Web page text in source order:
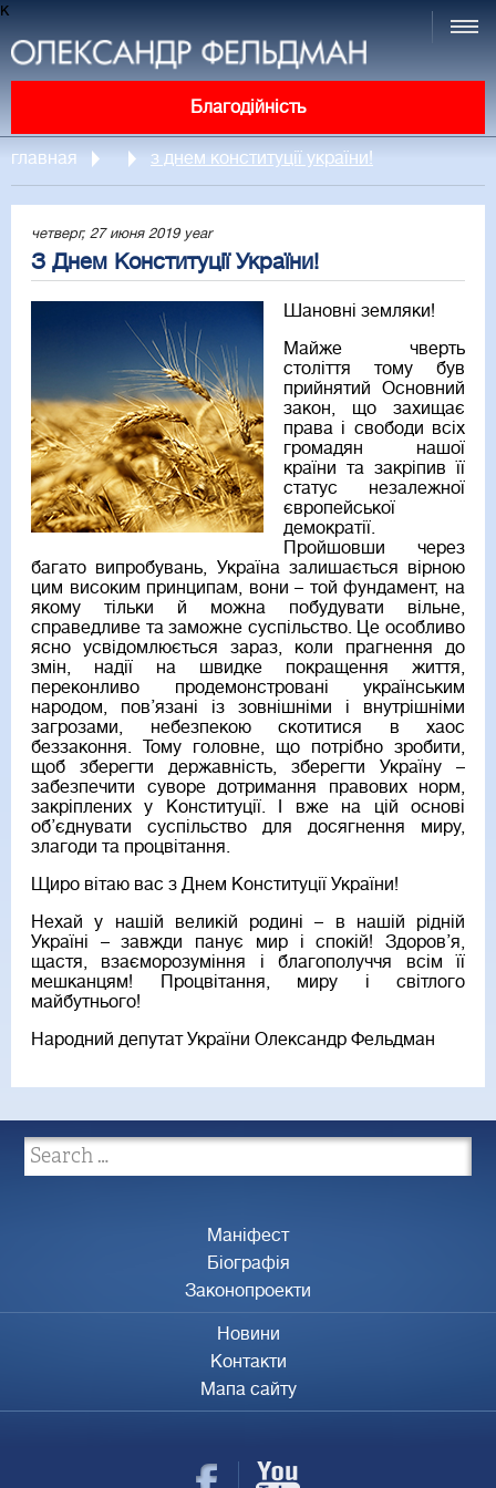
к
Благодійність
главная з днем конституції україни!
четверг, 27 июня 2019 year
З Днем Конституції України!
Шановні земляки!
Майже чверть
століття тому був
прийнятий Основний
закон, що захищає
права і свободи всіх
громадян нашої
країни та закріпив її
статус незалежної
європейської
демократії.
Пройшовши через
багато випробувань, Україна залишається вірною
цим високим принципам, вони – той фундамент, на
якому тільки й можна побудувати вільне,
справедливе та заможне суспільство. Це особливо
ясно усвідомлюється зараз, коли прагнення до
змін, надії на швидке покращення життя,
переконливо продемонстровані українським
народом, пов’язані із зовнішніми і внутрішніми
загрозами, небезпекою скотитися в хаос
беззаконня. Тому головне, що потрібно зробити,
щоб зберегти державність, зберегти Україну –
забезпечити суворе дотримання правових норм,
закріплених у Конституції. І вже на цій основі
об’єднувати суспільство для досягнення миру,
злагоди та процвітання.
Щиро вітаю вас з Днем Конституції України!
Нехай у нашій великій родині – в нашій рідній
Україні – завжди панує мир і спокій! Здоров’я,
щастя, взаєморозуміння і благополуччя всім її
мешканцям! Процвітання, миру і світлого
майбутнього!
Народний депутат України Олександр Фельдман
Маніфест
Біографія
Законопроекти
Новини
Контакти
Мапа сайту